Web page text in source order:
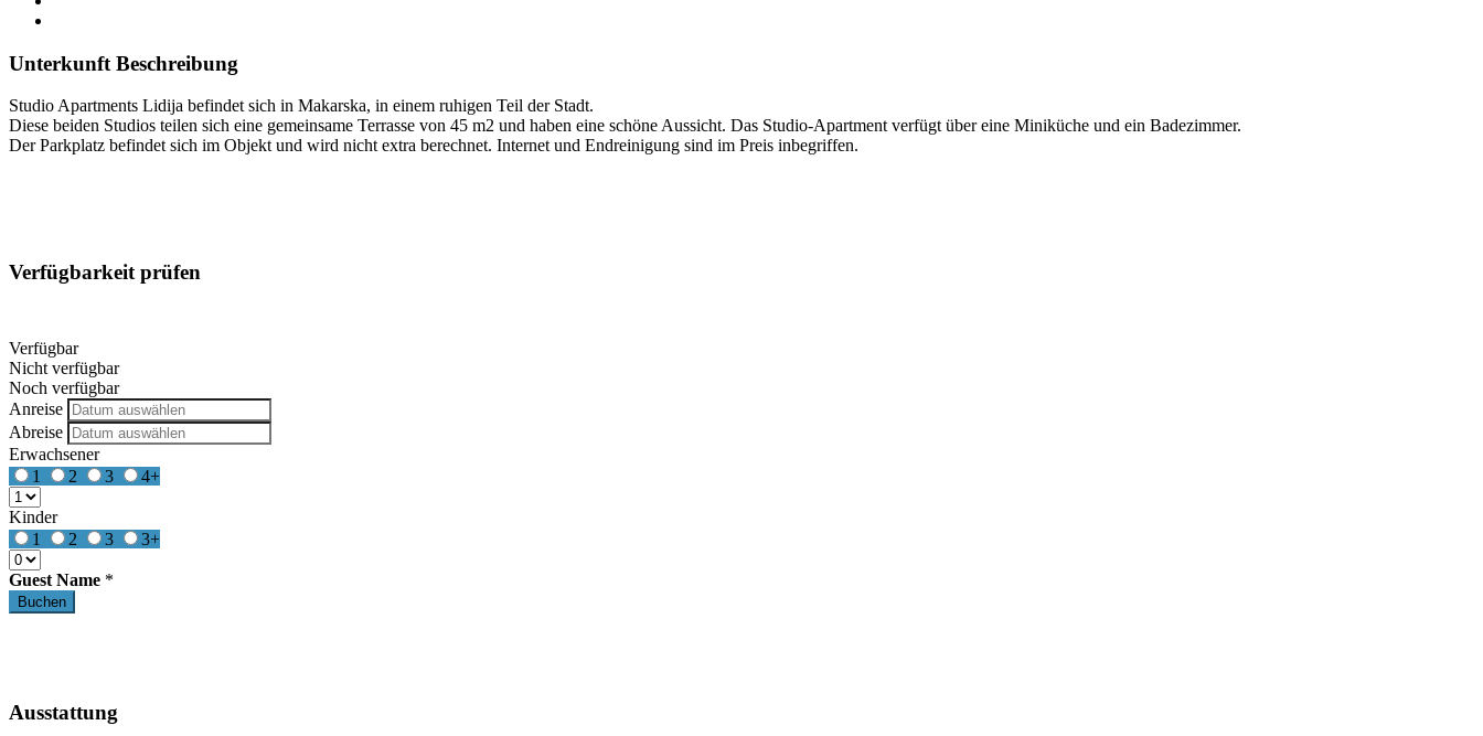
Unterkunft Beschreibung
Studio Apartments Lidija befindet sich in Makarska, in einem ruhigen Teil der Stadt.
Diese beiden Studios teilen sich eine gemeinsame Terrasse von 45 m2 und haben eine schöne Aussicht. Das Studio-Apartment verfügt über eine Miniküche und ein Badezimmer.
Der Parkplatz befindet sich im Objekt und wird nicht extra berechnet. Internet und Endreinigung sind im Preis inbegriffen.
Verfügbarkeit prüfen
Verfügbar
Nicht verfügbar
Noch verfügbar
Anreise
Abreise
Erwachsener
1
2 3 4+
Kinder
1
2 3 3+
Guest Name *
Ausstattung